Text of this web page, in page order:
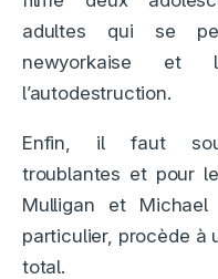
adultes qui se
newyorkaise et
l’autodestruction.
Enfin, il faut
troublantes et pour
Mulligan et Michael
particulier, procède à
total.